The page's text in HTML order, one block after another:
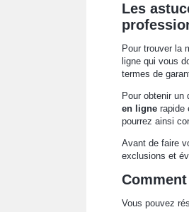
Les
Pour trouver la
ligne qui vous
termes de
Pour obtenir un
en ligne rapide
pourrez ainsi
Avant de faire
exclusions et
Vous pouvez